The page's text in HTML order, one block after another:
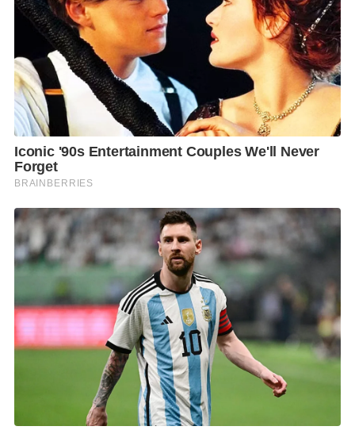
ในสถานการณ์ฝุ่น PM 2.5 เพื่อหลีกเลี่ยงการเผชิญมลพิษ
ในขณะเดินทาง
บริษัทฯ ยังคงเฝ้าติดตามสถานการณ์ฝุ่น PM 2.5 อย่างใกล้
ชิดและต่อเนื่อง เพื่อเฝ้าระวังและปรับปรุงมาตรการต่างๆ
ให้เหมาะสมกับสถานการณ์ที่เกิดขึ้นอย่างทันท่วงที โดย
มุ่งมั่นให้การทำงานและการดำเนินธุรกิจของบริษัทฯ ยัง
คงมีคุณภาพสูงสุดในทุกสถานการณ์ เพื่อให้ลูกค้าและ
พนักงานของบริษัทฯ เชื่อมั่นในการทำงานและใช้ชีวิตใน
ศูนย์เอนเนอร์ยี่คอมเพล็กซ์ซึ่งมีสภาพแวดล้อมที่สะอาด
ปราศจากฝุ่นมลพิษ
F
a
c
o
L
i
n
T
w
t
e
C
o
p
y
L
i
Share
h
a
r